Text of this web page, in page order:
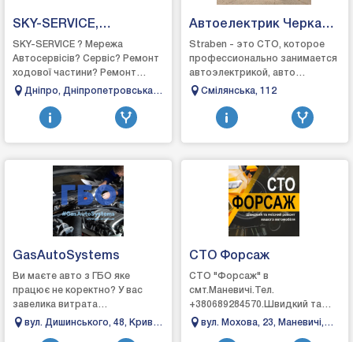
SKY-SERVICE,
Автосервіс Дніпро
SKY-SERVICE ? Мережа
Автосервісів? Сервіс? Ремонт
ходової частини? Ремонт
двигунів⚡ Автоелектрик❄
Дніпро, Дніпропетровська
область, вулиця
Чернишевського, 27
Автоелектрик Черкаси
Страбен
Straben - это СТО, которое
профессионально занимается
автоэлектрикой, авто
диагностикой,
Черкассах, наш персонал
имеет опыт ра...
Смілянська, 112
GasAutoSystems
Ви маєте авто з ГБО яке
працює не коректно? У вас
завелика витрата
газу? Відчутний перехід з
вул. Дишинського, 48, Кривий
Ріг, Дніпропетровська
СТО Форсаж
СТО "Форсаж" в
смт.Маневичі.Тел.
+380689284570.Швидкий та
якісний ремонт вашого
вул. Мохова, 23, Маневичі,
Волинська область